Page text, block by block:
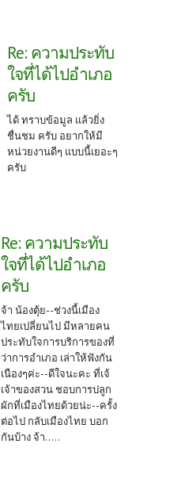
Re: ความประทับ
ใจที่ได้ไปอำเภอ
ครับ
ได้ ทราบข้อมูล แล้วยิ่ง
ชื่นชม ครับ อยากให้มี
หน่วยงานดีๆ แบบนี้เยอะๆ
ครับ
Re: ความประทับ
ใจที่ได้ไปอำเภอ
ครับ
จ้า น้องตุ้ย--ช่วงนี้เมือง
ไทยเปลี่ยนไป มีหลายคน
ประทับใจการบริการของที่
ว่าการอำเภอ เล่าให้ฟังกัน
เนืองๆค่ะ--ดีใจนะคะ ที่เจ้
เจ้าของสวน ชอบการปลูก
ผักที่เมืองไทยด้วยน่ะ--ครั้ง
ต่อไป กลับเมืองไทย บอก
กันบ้าง จ้า.....